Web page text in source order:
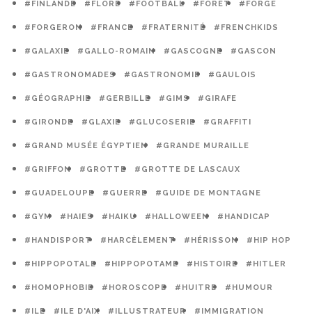
#FINLANDE #FLORE #FOOTBALL #FORÊT #FORGE
#FORGERON #FRANCE #FRATERNITÉ #FRENCHKIDS
#GALAXIE #GALLO-ROMAIN #GASCOGNE #GASCON
#GASTRONOMADES #GASTRONOMIE #GAULOIS
#GÉOGRAPHIE #GERBILLE #GIMS #GIRAFE
#GIRONDE #GLAXIE #GLUCOSERIE #GRAFFITI
#GRAND MUSÉE ÉGYPTIEN #GRANDE MURAILLE
#GRIFFON #GROTTE #GROTTE DE LASCAUX
#GUADELOUPE #GUERRE #GUIDE DE MONTAGNE
#GYM #HAIES #HAIKU #HALLOWEEN #HANDICAP
#HANDISPORT #HARCÈLEMENT #HÉRISSON #HIP HOP
#HIPPOPOTALE #HIPPOPOTAME #HISTOIRE #HITLER
#HOMOPHOBIE #HOROSCOPE #HUITRE #HUMOUR
#ILE #ILE D'AIX #ILLUSTRATEUR #IMMIGRATION